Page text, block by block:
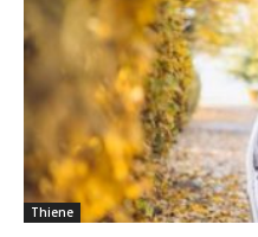
Thiene